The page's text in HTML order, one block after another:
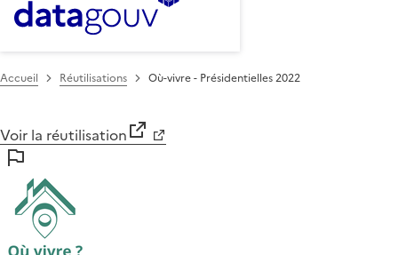
Accueil Réutilisations Où-vivre - Présidentielles 2022
Voir la réutilisation